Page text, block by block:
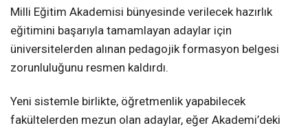
Milli Eğitim Akademisi bünyesinde verilecek hazırlık
eğitimini başarıyla tamamlayan adaylar için
üniversitelerden alınan pedagojik formasyon belgesi
zorunluluğunu resmen kaldırdı.
Yeni sistemle birlikte, öğretmenlik yapabilecek
fakültelerden mezun olan adaylar, eğer Akademi’deki